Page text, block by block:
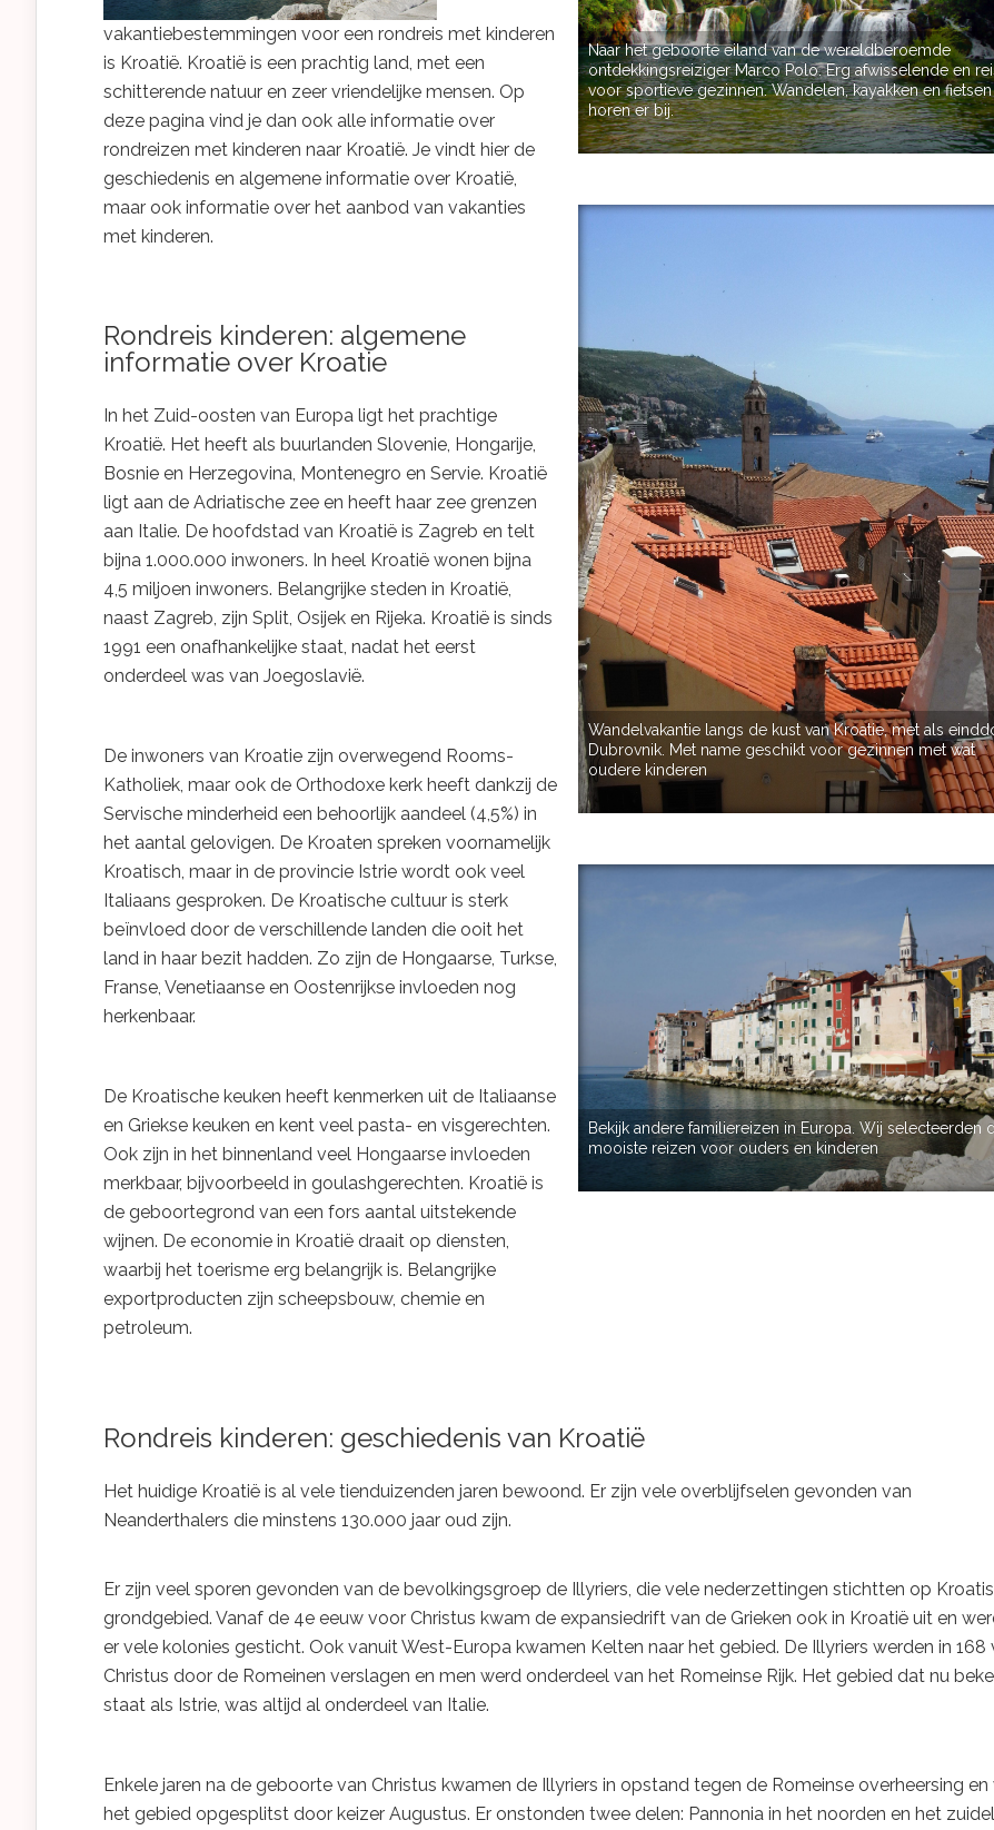
vakantiebestemmingen voor een rondreis met kinderen
is Kroatië. Kroatië is een prachtig land, met een
schitterende natuur en zeer vriendelijke mensen. Op
deze pagina vind je dan ook alle informatie over
rondreizen met kinderen naar Kroatië. Je vindt hier de
geschiedenis en algemene informatie over Kroatië,
maar ook informatie over het aanbod van vakanties
met kinderen.
Rondreis kinderen: algemene
informatie over Kroatie
In het Zuid-oosten van Europa ligt het prachtige
Kroatië. Het heeft als buurlanden Slovenie, Hongarije,
Bosnie en Herzegovina, Montenegro en Servie. Kroatië
ligt aan de Adriatische zee en heeft haar zee grenzen
aan Italie. De hoofdstad van Kroatië is Zagreb en telt
bijna 1.000.000 inwoners. In heel Kroatië wonen bijna
4,5 miljoen inwoners. Belangrijke steden in Kroatië,
naast Zagreb, zijn Split, Osijek en Rijeka. Kroatië is sinds
1991 een onafhankelijke staat, nadat het eerst
onderdeel was van Joegoslavië.
De inwoners van Kroatie zijn overwegend Rooms-
Katholiek, maar ook de Orthodoxe kerk heeft dankzij de
Servische minderheid een behoorlijk aandeel (4,5%) in
het aantal gelovigen. De Kroaten spreken voornamelijk
Kroatisch, maar in de provincie Istrie wordt ook veel
Italiaans gesproken. De Kroatische cultuur is sterk
beïnvloed door de verschillende landen die ooit het
land in haar bezit hadden. Zo zijn de Hongaarse, Turkse,
Franse, Venetiaanse en Oostenrijkse invloeden nog
herkenbaar.
De Kroatische keuken heeft kenmerken uit de Italiaanse
en Griekse keuken en kent veel pasta- en visgerechten.
Ook zijn in het binnenland veel Hongaarse invloeden
merkbaar, bijvoorbeeld in goulashgerechten. Kroatië is
de geboortegrond van een fors aantal uitstekende
wijnen. De economie in Kroatië draait op diensten,
waarbij het toerisme erg belangrijk is. Belangrijke
exportproducten zijn scheepsbouw, chemie en
petroleum.
Naar het geboorte eiland van de wereldberoemde
ontdekkingsreiziger Marco Polo. Erg afwisselende en
voor sportieve gezinnen. Wandelen, kayakken en fietsen
horen er bij.
Wandelvakantie langs de kust van Kroatie, met als
Dubrovnik. Met name geschikt voor gezinnen met wat
oudere kinderen
Bekijk andere familiereizen in Europa. Wij selecteerden
mooiste reizen voor ouders en kinderen
Rondreis kinderen: geschiedenis van Kroatië
Het huidige Kroatië is al vele tienduizenden jaren bewoond. Er zijn vele overblijfselen gevonden van
Neanderthalers die minstens 130.000 jaar oud zijn.
Er zijn veel sporen gevonden van de bevolkingsgroep de Illyriers, die vele nederzettingen stichtten op
grondgebied. Vanaf de 4e eeuw voor Christus kwam de expansiedrift van de Grieken ook in Kroatië uit en
er vele kolonies gesticht. Ook vanuit West-Europa kwamen Kelten naar het gebied. De Illyriers werden in 168
Christus door de Romeinen verslagen en men werd onderdeel van het Romeinse Rijk. Het gebied dat nu
staat als Istrie, was altijd al onderdeel van Italie.
Enkele jaren na de geboorte van Christus kwamen de Illyriers in opstand tegen de Romeinse overheersing en
het gebied opgesplitst door keizer Augustus. Er onstonden twee delen: Pannonia in het noorden en het